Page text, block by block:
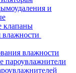
и
клапаны
влажности
влажности
пароувлажнители